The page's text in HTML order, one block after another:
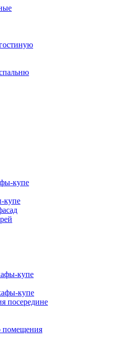
купе
купе
купе
купе
посередине
помещения